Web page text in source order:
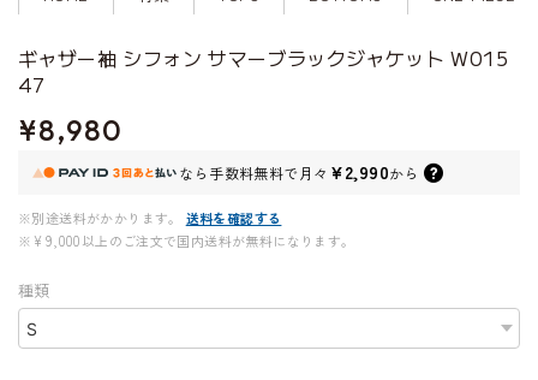
ギャザー袖 シフォン サマーブラックジャケット W015
47
¥8,980
なら 手数料無料で月々 ¥2,990から
※別途送料がかかります。
送料を確認する
※¥9,000以上のご注文で国内送料が無料になります。
種類